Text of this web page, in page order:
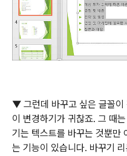
▼ 그런데 바꾸고 싶은 글꼴
이 변경하기가 귀찮죠. 그 때는
기는 텍스트를 바꾸는 것뿐만
는 기능이 있습니다. 바꾸기